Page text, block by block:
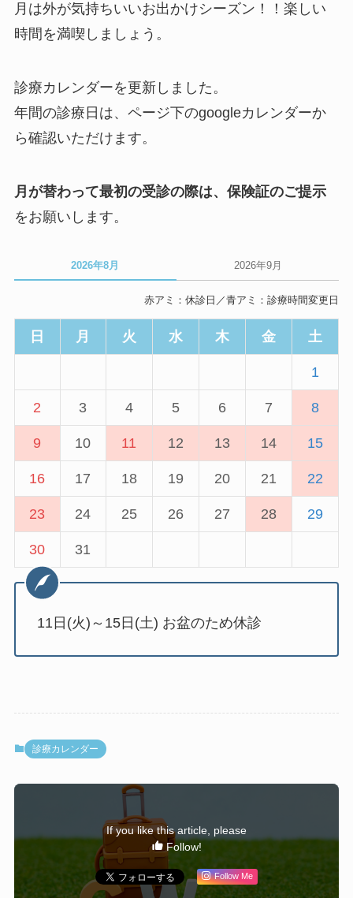
月は外が気持ちいいお出かけシーズン！！楽しい
時間を満喫しましょう。
診療カレンダーを更新しました。
年間の診療日は、ページ下のgoogleカレンダーか
ら確認いただけます。
月が替わって最初の受診の際は、保険証のご提示
をお願いします。
2026年8月 2026年9月
赤アミ：休診日／青アミ：診療時間変更日
日 月 火 水 木 金 土
1
2 3 4 5 6 7 8
9 10 11 12 13 14 15
16 17 18 19 20 21 22
23 24 25 26 27 28 29
30 31
11日(火)～15日(土) お盆のため休診
診療カレンダー
If you like this article, please
Follow!
Follow Me